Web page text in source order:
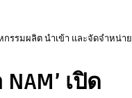
กรรมผลิต นำเข้า และจัดจำหน่าย
เปิด